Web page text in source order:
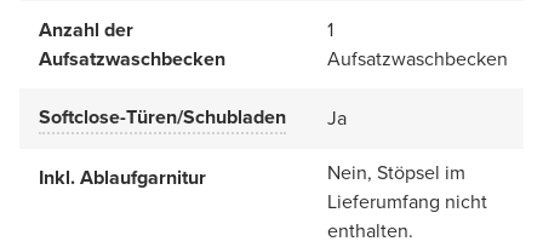
Anzahl der
Aufsatzwaschbecken
1
Aufsatzwaschbecken
Softclose-Türen/Schubladen Ja
Inkl. Ablaufgarnitur
Nein, Stöpsel im
Lieferumfang nicht
enthalten.